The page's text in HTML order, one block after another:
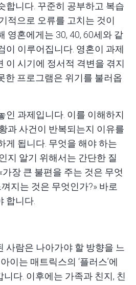
합니다. 꾸준히 공부하고 복습
적으로 오류를 고치는 것이
영혼에게는 30, 40, 60세와 같
이 이루어집니다. 영혼이 과제
이 시기에 정서적 격변을 겪지
한 프로그램은 위기를 불러옵
인 과제입니다. 이를 이해하지
과 사건이 반복되는지 이유를
게 됩니다. 무엇을 해야 하는
지 알기 위해서는 간단한 질
장 큰 불편을 주는 것은 무엇
지는 것은 무엇인가?» 바로
합니다.
사람은 나아가야 할 방향을 느
이는 매트릭스의 ‘플러스’에
다. 이후에는 가족과 친지, 친